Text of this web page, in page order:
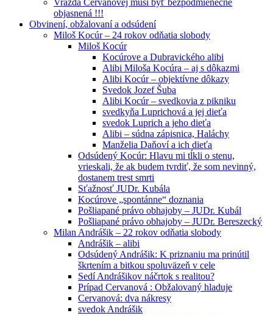
objasnená !!!
Obvinení, obžalovaní a odsúdení
Miloš Kocúr – 24 rokov odňatia slobody
Miloš Kocúr
Kocúrove a Dubravického alibi
Alibi Miloša Kocúra – aj s dôkazmi
Alibi Kocúr – objektívne dôkazy
Svedok Jozef Šuba
Alibi Kocúr – svedkovia z pikniku
svedkyňa Luprichová a jej dieťa
svedok Luprich a jeho dieťa
Alibi – súdna zápisnica, Haláchy
Manželia Daňoví a ich dieťa
Odsúdený Kocúr: Hlavu mi tĺkli o stenu,
vrieskali, že ak budem tvrdiť, že som nevinný,
dostanem trest smrti
Sťažnosť JUDr. Kubála
Kocúrove „spontánne“ doznania
Pošliapané právo obhajoby – JUDr. Kubál
Pošliapané právo obhajoby – JUDr. Bereszecký
Milan Andrášik – 22 rokov odňatia slobody
Andrášik – alibi
Odsúdený Andrášik: K priznaniu ma prinútil
škrtením a bitkou spoluväzeň v cele
Sedí Andrášikov náčrtok s realitou?
Prípad Cervanová : Obžalovaný hladuje
Cervanová: dva nákresy
svedok Andrášik